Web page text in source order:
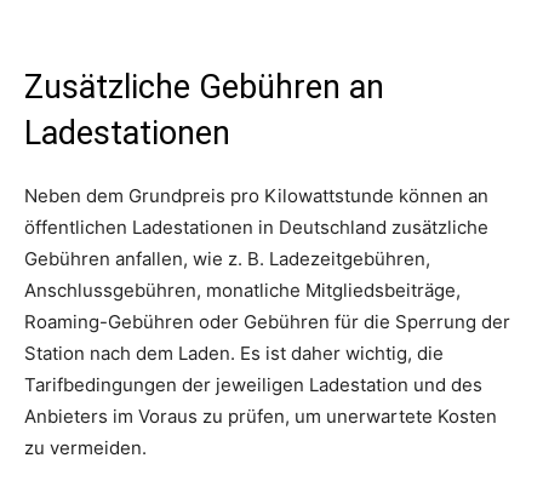
Zusätzliche Gebühren an
Ladestationen
Neben dem Grundpreis pro Kilowattstunde können an
öffentlichen Ladestationen in Deutschland zusätzliche
Gebühren anfallen, wie z. B. Ladezeitgebühren,
Anschlussgebühren, monatliche Mitgliedsbeiträge,
Roaming-Gebühren oder Gebühren für die Sperrung der
Station nach dem Laden. Es ist daher wichtig, die
Tarifbedingungen der jeweiligen Ladestation und des
Anbieters im Voraus zu prüfen, um unerwartete Kosten
zu vermeiden.